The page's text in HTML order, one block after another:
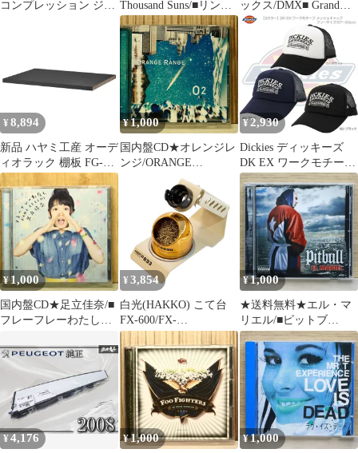
コンプレッション ジュ
トレーニング クラブ 部
活 吸水速乾 ワンポイン
656334 01 プーマ レッ
ド×プーマ
Thousand Suns/■リンキ
ン・パーク/Linkin
Park【0093624963332/
】F04565
ックス/DMX■ Grand
Champ
【4400633692/00440063
36923】P75600
¥ 8,894
新品 ハヤミ工産 オーデ
ィオラック 棚板 FG-
633/FG-635用 ブラック
FGP-01
¥1,000
国内盤CD★オレンジレ
ンジ/ORANGE
RANGE■ O2
【SRCL6791/498800903
9633】P77200
¥ 2,930
Dickies ディッキーズ
DK EX ワークモチーフ
メッシュキャップ アウ
トドア タウン カジュア
ル ストリート UV対策
57～59cm 81633700
¥1,000
国内盤CD★足立佳奈/■
フレーフレーわたし
2650】P56386
¥ 3,854
白光(HAKKO) こて台
FX-600/FX-
601/PRESTO/DASH用
633-01 0
¥1,000
★送料無料★エル・マ
リエル/■ピットブ
ル/Pitbull【49880025018
09/VICP63399】F03677
¥4,176 ¥1,000 ¥1,000